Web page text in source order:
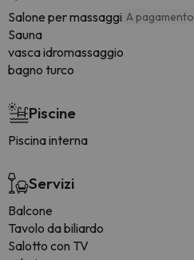
Salone per massaggi A pagamento
Sauna
vasca idromassaggio
bagno turco
Piscine
Piscina interna
Servizi
Balcone
Tavolo da biliardo
Salotto con TV